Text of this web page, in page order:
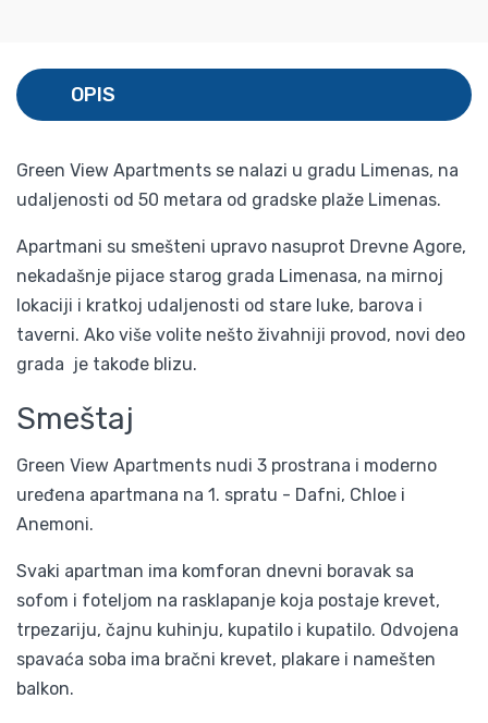
OPIS
Green View Apartments se nalazi u gradu Limenas, na
udaljenosti od 50 metara od gradske plaže Limenas.
Apartmani su smešteni upravo nasuprot Drevne Agore,
nekadašnje pijace starog grada Limenasa, na mirnoj
lokaciji i kratkoj udaljenosti od stare luke, barova i
taverni. Ako više volite nešto živahniji provod, novi deo
grada je takođe blizu.
Smeštaj
Green View Apartments nudi 3 prostrana i moderno
uređena apartmana na 1. spratu - Dafni, Chloe i
Anemoni.
Svaki apartman ima komforan dnevni boravak sa
sofom i foteljom na rasklapanje koja postaje krevet,
trpezariju, čajnu kuhinju, kupatilo i kupatilo. Odvojena
spavaća soba ima bračni krevet, plakare i namešten
balkon.